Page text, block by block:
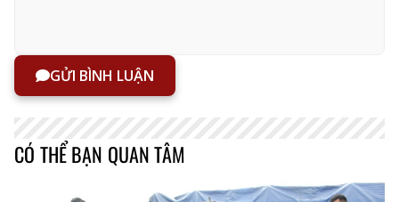
GỬI BÌNH LUẬN
CÓ THỂ BẠN QUAN TÂM